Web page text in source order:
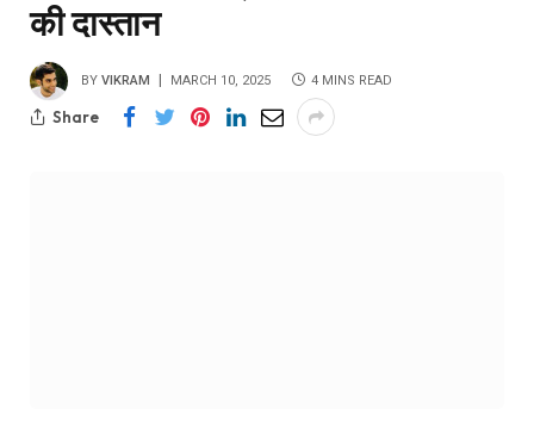
की दास्तान
BY VIKRAM MARCH 10, 2025 4 MINS READ
Share